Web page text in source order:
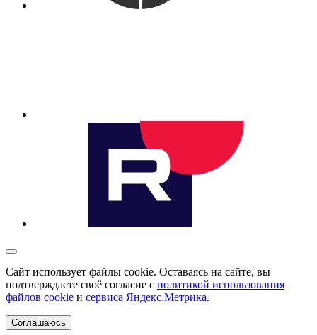
Сайт использует файлы cookie. Оставаясь на сайте, вы
подтверждаете своё согласие с политикой использования
файлов cookie и сервиса Яндекс.Метрика.
Соглашаюсь